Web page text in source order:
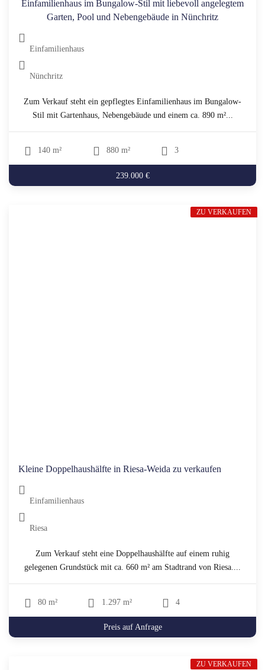
Einfamilienhaus im Bungalow-Stil mit liebevoll angelegtem
Garten, Pool und Nebengebäude in Nünchritz
Einfamilienhaus
Nünchritz
Zum Verkauf steht ein gepflegtes Einfamilienhaus im Bungalow-
Stil mit Gartenhaus, Nebengebäude und einem ca. 890 m²...
140 m² 880 m² 3
239.000 €
Kleine Doppelhaushälfte in Riesa-Weida zu verkaufen
Einfamilienhaus
Riesa
Zum Verkauf steht eine Doppelhaushälfte auf einem ruhig
gelegenen Grundstück mit ca. 660 m² am Stadtrand von Riesa....
80 m² 1.297 m² 4
Preis auf Anfrage
ZU VERKAUFEN
ZU VERKAUFEN